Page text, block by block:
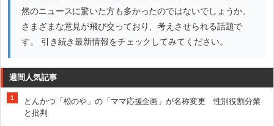
然のニュースに驚いた方も多かったのではないでしょうか。
さまざまな意見が飛び交っており、考えさせられる話題で
す。 引き続き最新情報をチェックしてみてください。
週間人気記事
1
とんかつ「松のや」の「ママ応援企画」が名称変更 性別役割分業
と批判